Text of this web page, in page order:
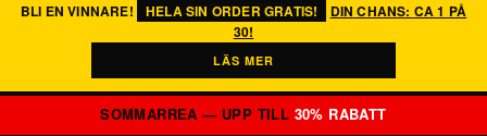
BLI EN VINNARE! HELA SIN ORDER GRATIS!
DIN CHANS: CA 1 PÅ
30!
LÄS MER
SOMMARREA — UPP TILL 30% RABATT